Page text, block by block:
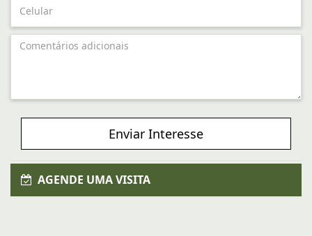
Enviar Interesse
AGENDE UMA VISITA